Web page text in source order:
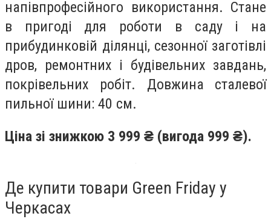
напівпрофесійного використання. Стане
в пригоді для роботи в саду і на
прибудинковій ділянці, сезонної заготівлі
дров, ремонтних і будівельних завдань,
покрівельних робіт. Довжина сталевої
пильної шини: 40 см.
Ціна зі знижкою 3 999 ₴ (вигода 999 ₴).
Де купити товари Green Friday у
Черкасах